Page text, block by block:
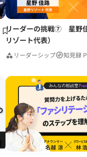
リーダーの挑戦⑦ 星野
リゾート代表）
リーダーシップ 知見録